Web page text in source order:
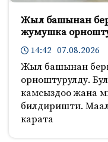
Жыл башынан
жумушка
14:42 07.08.2026
Жыл башынан
орноштурулду.
камсыздоо жана
билдиришти.
карата